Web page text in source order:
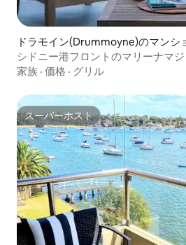
ドラモイン(Drummoyne)のマンシ
ート
シドニー港フロントのマリーナマジ
家族 · 価格 · グリル
スーパーホスト
スーパーホスト